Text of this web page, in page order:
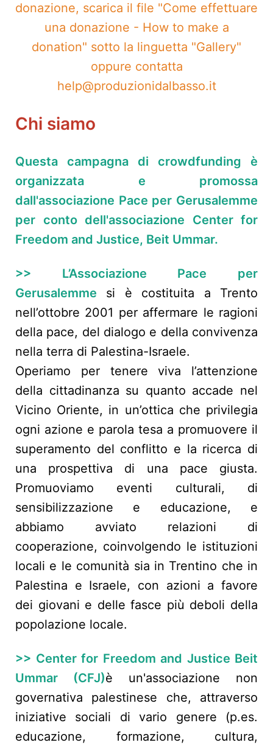
donazione, scarica il file "Come effettuare
una donazione - How to make a
donation" sotto la linguetta "Gallery"
oppure contatta
help@produzionidalbasso.it
Chi siamo
Questa campagna di crowdfunding è
organizzata e promossa
dall'associazione Pace per Gerusalemme
per conto dell'associazione Center for
Freedom and Justice, Beit Ummar.
>> L’Associazione Pace per
Gerusalemme si è costituita a Trento
nell’ottobre 2001 per affermare le ragioni
della pace, del dialogo e della convivenza
nella terra di Palestina-Israele.
Operiamo per tenere viva l’attenzione
della cittadinanza su quanto accade nel
Vicino Oriente, in un’ottica che privilegia
ogni azione e parola tesa a promuovere il
superamento del conflitto e la ricerca di
una prospettiva di una pace giusta.
Promuoviamo eventi culturali, di
sensibilizzazione e educazione, e
abbiamo avviato relazioni di
cooperazione, coinvolgendo le istituzioni
locali e le comunità sia in Trentino che in
Palestina e Israele, con azioni a favore
dei giovani e delle fasce più deboli della
popolazione locale.
>> Center for Freedom and Justice Beit
Ummar (CFJ)è un'associazione non
governativa palestinese che, attraverso
iniziative sociali di vario genere (p.es.
educazione, formazione, cultura,